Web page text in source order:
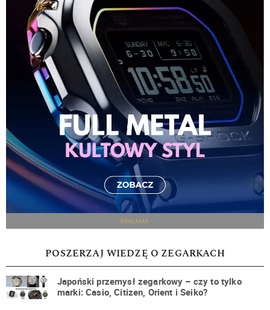
REKLAMA
POSZERZAJ WIEDZĘ O ZEGARKACH
Japoński przemysł zegarkowy – czy to tylko
marki: Casio, Citizen, Orient i Seiko?